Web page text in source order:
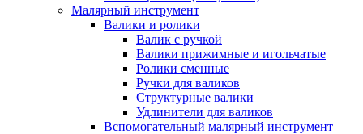
Малярный инструмент
Валики и ролики
Валик с ручкой
Валики прижимные и игольчатые
Ролики сменные
Ручки для валиков
Структурные валики
Удлинители для валиков
Вспомогательный малярный инструмент